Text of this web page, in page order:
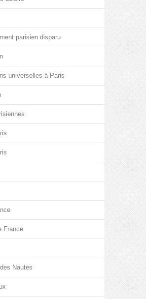
parisien disparu
universelles à Paris
France
Nautes